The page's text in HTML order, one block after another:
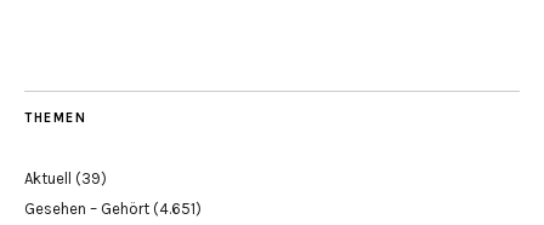
THEMEN
Aktuell (39)
Gesehen – Gehört (4.651)